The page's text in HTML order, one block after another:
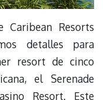
Caribean Resorts
detalles para
resort de cinco
el Serenade
Resort. Este